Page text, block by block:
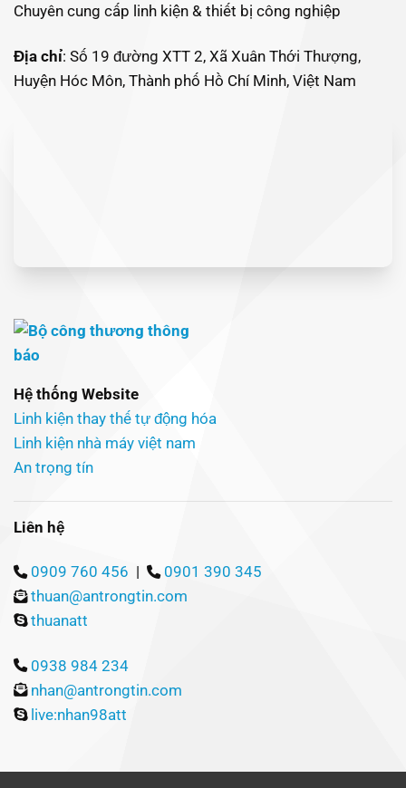
Chuyên cung cấp linh kiện & thiết bị công nghiệp
Địa chỉ: Số 19 đường XTT 2, Xã Xuân Thới Thượng,
Huyện Hóc Môn, Thành phố Hồ Chí Minh, Việt Nam
Hệ thống Website
Linh kiện thay thế tự động hóa
Linh kiện nhà máy việt nam
An trọng tín
Liên hệ
0909 760 456 |
0901 390 345
thuan@antrongtin.com
thuanatt
0938 984 234
nhan@antrongtin.com
live:nhan98att